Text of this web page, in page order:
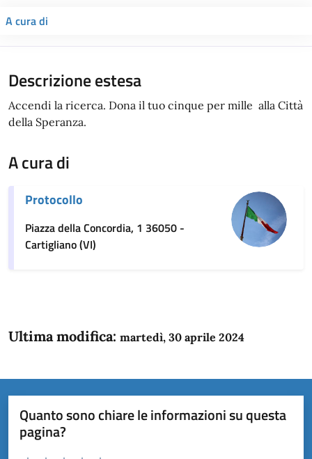
A cura di
Descrizione estesa
Accendi la ricerca. Dona il tuo cinque per mille alla Città
della Speranza.
A cura di
Protocollo
Piazza della Concordia, 1 36050 -
Cartigliano (VI)
Ultima modifica: martedì, 30 aprile 2024
Quanto sono chiare le informazioni su questa
pagina?